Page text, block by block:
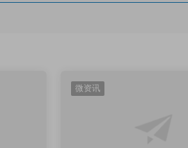
微资讯